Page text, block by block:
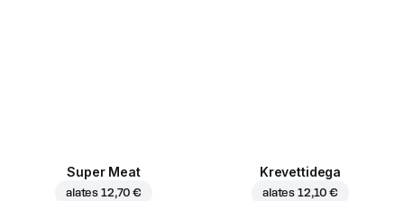
Super Meat
alates 12,70 €
Krevettidega
alates 12,10 €